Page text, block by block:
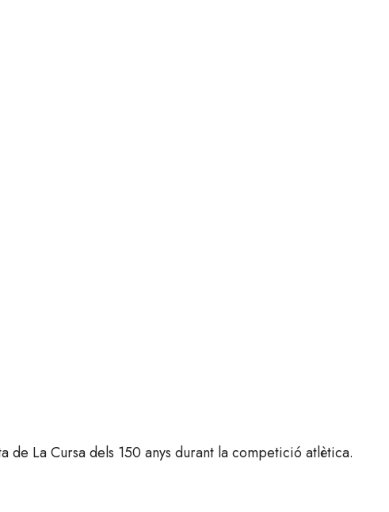
La Cursa dels 150 anys durant la competició atlètica.